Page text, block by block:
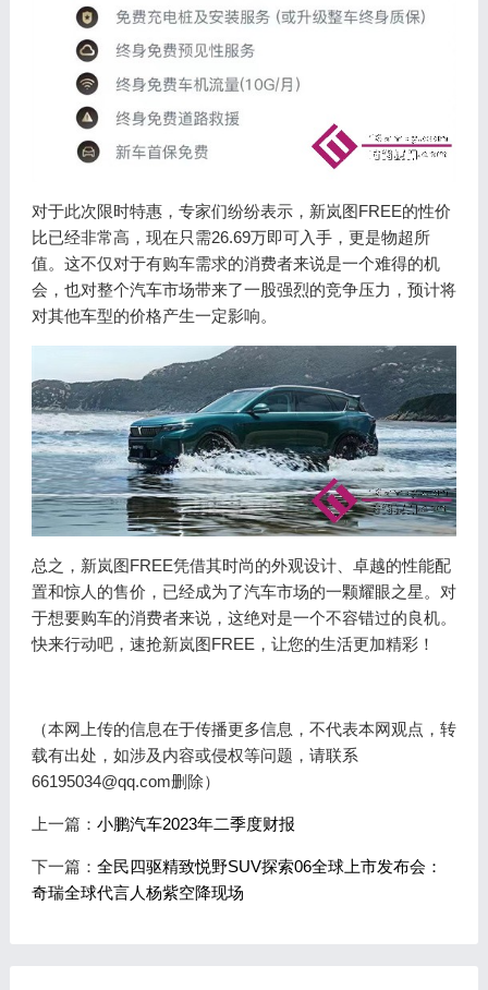
对于此次限时特惠，专家们纷纷表示，新岚图FREE的性价
比已经非常高，现在只需26.69万即可入手，更是物超所
值。这不仅对于有购车需求的消费者来说是一个难得的机
会，也对整个汽车市场带来了一股强烈的竞争压力，预计将
对其他车型的价格产生一定影响。
总之，新岚图FREE凭借其时尚的外观设计、卓越的性能配
置和惊人的售价，已经成为了汽车市场的一颗耀眼之星。对
于想要购车的消费者来说，这绝对是一个不容错过的良机。
快来行动吧，速抢新岚图FREE，让您的生活更加精彩！
（本网上传的信息在于传播更多信息，不代表本网观点，转
载有出处，如涉及内容或侵权等问题，请联系
66195034@qq.com删除）
上一篇： 小鹏汽车2023年二季度财报
下一篇： 全民四驱精致悦野SUV探索06全球上市发布会：
奇瑞全球代言人杨紫空降现场